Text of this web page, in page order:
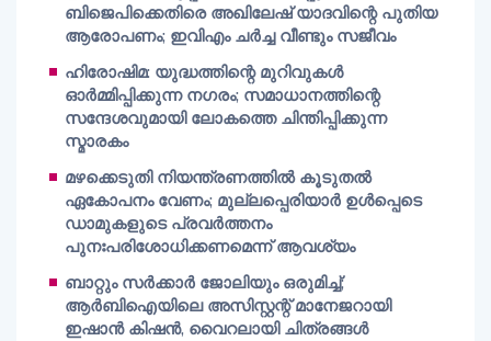
ബിജെപിക്കെതിരെ അഖിലേഷ് യാദവിന്റെ പുതിയ
ആരോപണം; ഇവിഎം ചർച്ച വീണ്ടും സജീവം
ഹിരോഷിമ: യുദ്ധത്തിന്റെ മുറിവുകൾ
ഓർമ്മിപ്പിക്കുന്ന നഗരം; സമാധാനത്തിന്റെ
സന്ദേശവുമായി ലോകത്തെ ചിന്തിപ്പിക്കുന്ന
സ്മാരകം
മഴക്കെടുതി നിയന്ത്രണത്തിൽ കൂടുതൽ
ഏകോപനം വേണം; മുല്ലപ്പെരിയാർ ഉൾപ്പെടെ
ഡാമുകളുടെ പ്രവർത്തനം
പുനഃപരിശോധിക്കണമെന്ന് ആവശ്യം
ബാറ്റും സർക്കാർ ജോലിയും ഒരുമിച്ച്;
ആർബിഐയിലെ അസിസ്റ്റന്റ് മാനേജറായി
ഇഷാൻ കിഷൻ, വൈറലായി ചിത്രങ്ങൾ